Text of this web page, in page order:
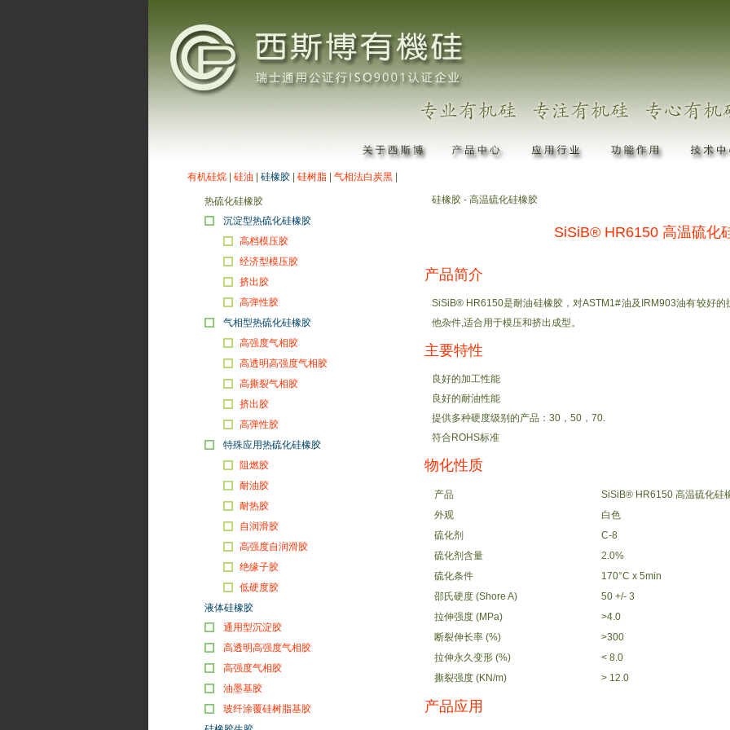
有机硅烷 硅油 硅橡胶 硅树脂 气相法白炭黑
热硫化硅橡胶
沉淀型热硫化硅橡胶
高档模压胶
经济型模压胶
挤出胶
高弹性胶
气相型热硫化硅橡胶
高强度气相胶
高透明高强度气相胶
高撕裂气相胶
挤出胶
高弹性胶
特殊应用热硫化硅橡胶
阻燃胶
耐油胶
耐热胶
自润滑胶
高强度自润滑胶
绝缘子胶
低硬度胶
液体硅橡胶
通用型沉淀胶
高透明高强度气相胶
高强度气相胶
油墨基胶
玻纤涂覆硅树脂基胶
硅橡胶 - 高温硫化硅橡胶
SiSiB® HR6150 高温硫化
产品简介
SiSiB® HR6150是耐油硅橡胶，对ASTM1#油及IRM903油有较好
他杂件,适合用于模压和挤出成型。
主要特性
良好的加工性能
良好的耐油性能
提供多种硬度级别的产品：30，50，70.
符合ROHS标准
物化性质
产品
SiSiB® HR6150 高温硫化硅
外观
白色
硫化剂
C-8
硫化剂含量
2.0%
硫化条件
170°C x 5min
邵氏硬度 (Shore A)
50 +/- 3
拉伸强度 (MPa)
>4.0
断裂伸长率 (%)
>300
拉伸永久变形 (%)
< 8.0
撕裂强度 (KN/m)
> 12.0
产品应用